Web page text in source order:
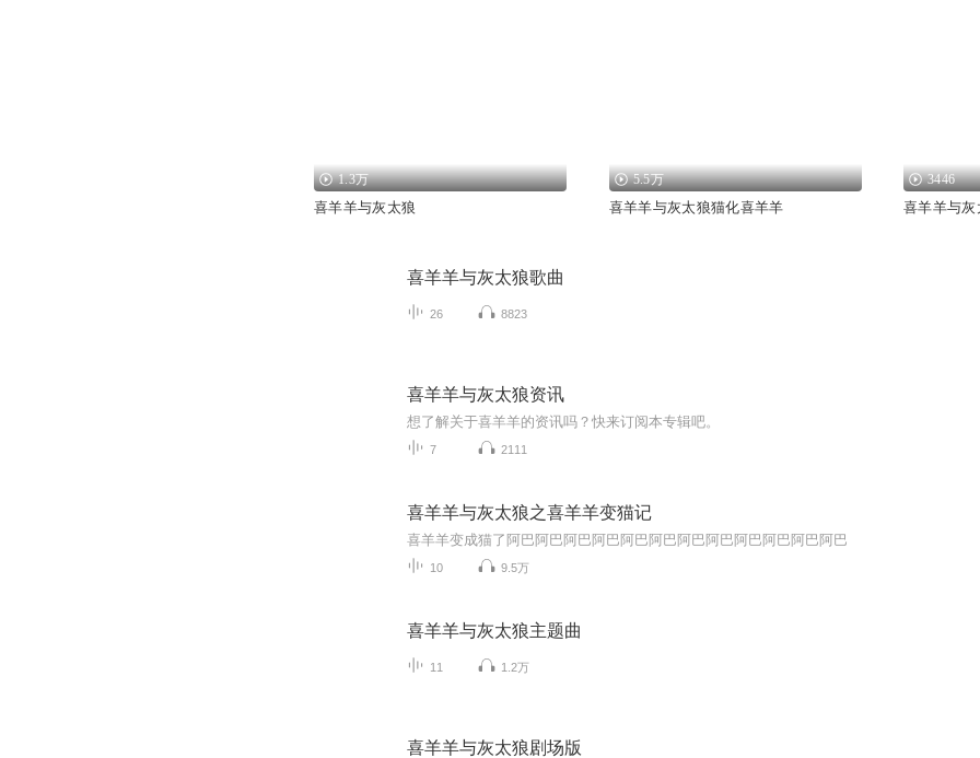
1.3万
喜羊羊与灰太狼
5.5万
喜羊羊与灰太狼猫化喜羊羊
3446
喜羊羊与
喜羊羊与灰太狼歌曲
26 8823
喜羊羊与灰太狼资讯
想了解关于喜羊羊的资讯吗？快来订阅本专辑吧。
7 2111
喜羊羊与灰太狼之喜羊羊变猫记
喜羊羊变成猫了阿巴阿巴阿巴阿巴阿巴阿巴阿巴阿巴阿巴阿巴阿巴阿巴
10 9.5万
喜羊羊与灰太狼主题曲
11 1.2万
喜羊羊与灰太狼剧场版